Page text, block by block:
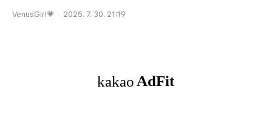
VenusGirl💗 2025. 7. 30. 21:19